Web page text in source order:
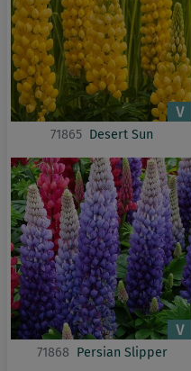
71865 Desert Sun
71868 Persian Slipper